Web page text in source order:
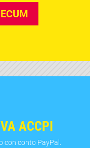
ACCPI
con conto PayPal.